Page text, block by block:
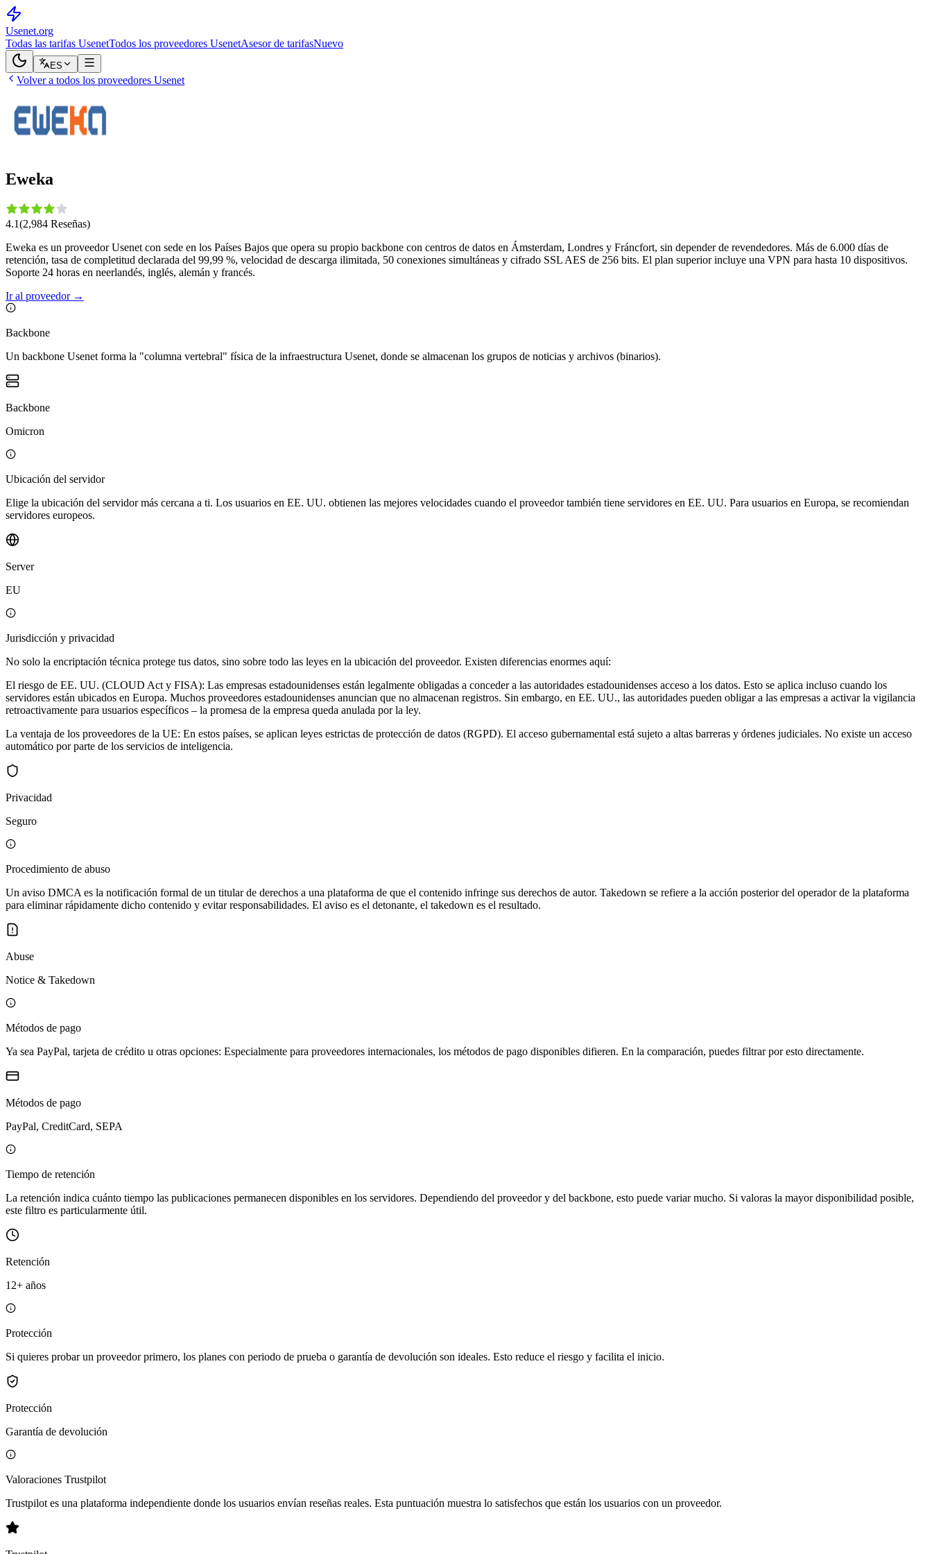
Usenet.org
Todas las tarifas UsenetTodos los proveedores UsenetAsesor de tarifasNuevo
ES
Volver a todos los proveedores Usenet
Eweka
4.1(2,984 Reseñas)
Eweka es un proveedor Usenet con sede en los Países Bajos que opera su propio backbone con centros de datos en Ámsterdam, Londres y Fráncfort, sin depender de revendedores. Más de 6.000 días de
retención, tasa de completitud declarada del 99,99 %, velocidad de descarga ilimitada, 50 conexiones simultáneas y cifrado SSL AES de 256 bits. El plan superior incluye una VPN para hasta 10 dispositivos.
Soporte 24 horas en neerlandés, inglés, alemán y francés.
Ir al proveedor→
Backbone
Un backbone Usenet forma la "columna vertebral" física de la infraestructura Usenet, donde se almacenan los grupos de noticias y archivos (binarios).
Backbone
Omicron
Ubicación del servidor
Elige la ubicación del servidor más cercana a ti. Los usuarios en EE. UU. obtienen las mejores velocidades cuando el proveedor también tiene servidores en EE. UU. Para usuarios en Europa, se recomiendan
servidores europeos.
Server
EU
Jurisdicción y privacidad
No solo la encriptación técnica protege tus datos, sino sobre todo las leyes en la ubicación del proveedor. Existen diferencias enormes aquí:
El riesgo de EE. UU. (CLOUD Act y FISA): Las empresas estadounidenses están legalmente obligadas a conceder a las autoridades estadounidenses acceso a los datos. Esto se aplica incluso cuando los
servidores están ubicados en Europa. Muchos proveedores estadounidenses anuncian que no almacenan registros. Sin embargo, en EE. UU., las autoridades pueden obligar a las empresas a activar la vigilancia
retroactivamente para usuarios específicos – la promesa de la empresa queda anulada por la ley.
La ventaja de los proveedores de la UE: En estos países, se aplican leyes estrictas de protección de datos (RGPD). El acceso gubernamental está sujeto a altas barreras y órdenes judiciales. No existe un acceso
automático por parte de los servicios de inteligencia.
Privacidad
Seguro
Procedimiento de abuso
Un aviso DMCA es la notificación formal de un titular de derechos a una plataforma de que el contenido infringe sus derechos de autor. Takedown se refiere a la acción posterior del operador de la plataforma
para eliminar rápidamente dicho contenido y evitar responsabilidades. El aviso es el detonante, el takedown es el resultado.
Abuse
Notice & Takedown
Métodos de pago
Ya sea PayPal, tarjeta de crédito u otras opciones: Especialmente para proveedores internacionales, los métodos de pago disponibles difieren. En la comparación, puedes filtrar por esto directamente.
Métodos de pago
PayPal, CreditCard, SEPA
Tiempo de retención
La retención indica cuánto tiempo las publicaciones permanecen disponibles en los servidores. Dependiendo del proveedor y del backbone, esto puede variar mucho. Si valoras la mayor disponibilidad posible,
este filtro es particularmente útil.
Retención
12+ años
Protección
Si quieres probar un proveedor primero, los planes con periodo de prueba o garantía de devolución son ideales. Esto reduce el riesgo y facilita el inicio.
Protección
Garantía de devolución
Valoraciones Trustpilot
Trustpilot es una plataforma independiente donde los usuarios envían reseñas reales. Esta puntuación muestra lo satisfechos que están los usuarios con un proveedor.